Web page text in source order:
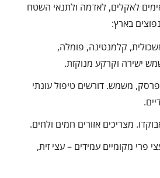
לאקלים, לאדמה ולתנאי השטח
בארץ:
קלמנטינה, פומלה,
ישירה וקרקע מנוקזת.
משמש. דורשים טיפול עונתי
מצריכים אזורים חמים ולחים.
פרי מקומיים עמידים – עצי זית,